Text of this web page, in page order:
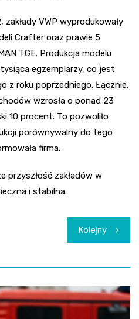
VWP wyprodukowały
Crafter oraz prawie 5
TGE. Produkcja modelu
egzemplarzy, co jest
z roku poprzedniego. Łącznie,
wzrosła o ponad 23
10 procent. To pozwoliło
porównywalny do tego
firma.
przyszłość zakładów w
i stabilna.
Kolejny